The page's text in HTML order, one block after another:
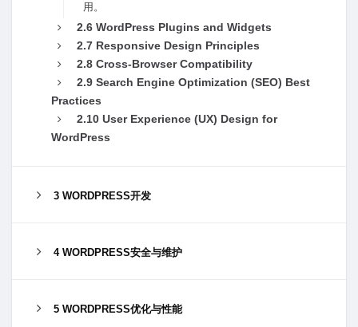
⽤。
2.6 WordPress Plugins and Widgets
2.7 Responsive Design Principles
2.8 Cross-Browser Compatibility
2.9 Search Engine Optimization (SEO) Best
Practices
2.10 User Experience (UX) Design for
WordPress
3 WORDPRESS开发
4 WORDPRESS安全与维护
5 WORDPRESS优化与性能